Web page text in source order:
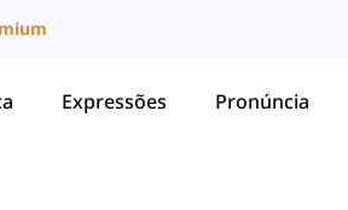
Expressões Pronúncia